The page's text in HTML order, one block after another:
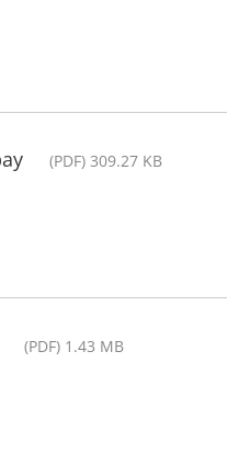
(PDF) 309.27 KB
(PDF) 1.43 MB